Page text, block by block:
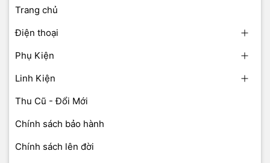
Trang chủ
Điện thoại
Phụ Kiện
Linh Kiện
Thu Cũ - Đổi Mới
Chính sách bảo hành
Chính sách lên đời